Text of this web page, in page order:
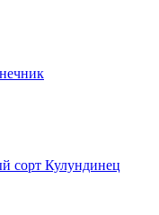
сорт Кулундинец